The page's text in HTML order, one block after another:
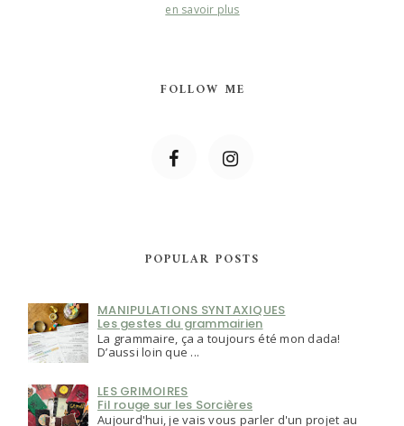
en savoir plus
FOLLOW ME
POPULAR POSTS
MANIPULATIONS SYNTAXIQUES
Les gestes du grammairien
La grammaire, ça a toujours été mon dada!
D’aussi loin que ...
LES GRIMOIRES
Fil rouge sur les Sorcières
Aujourd'hui, je vais vous parler d'un projet au